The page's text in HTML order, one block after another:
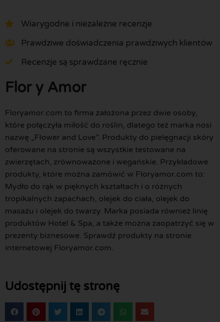
Wiarygodne i niezależne recenzje
Prawdziwe doświadczenia prawdziwych klientów
Recenzje są sprawdzane ręcznie
Flor y Amor
Floryamor.com to firma założona przez dwie osoby,
które połączyła miłość do roślin, dlatego też marka nosi
nazwę „Flower and Love”. Produkty do pielęgnacji skóry
oferowane na stronie są wszystkie testowane na
zwierzętach, zrównoważone i wegańskie. Przykładowe
produkty, które można zamówić w Floryamor.com to:
Mydło do rąk w pięknych kształtach i o różnych
tropikalnych zapachach, olejek do ciała, olejek do
masażu i olejek do twarzy. Marka posiada również linię
produktów Hotel & Spa, a także można zaopatrzyć się w
prezenty biznesowe. Sprawdź produkty na stronie
internetowej Floryamor.com.
Udostępnij tę stronę